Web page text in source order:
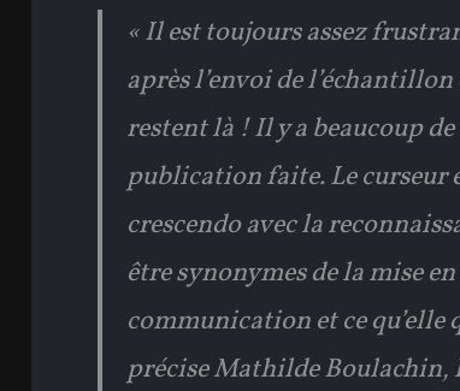
« Il est toujours assez
après l’envoi de
restent là ! Il y a beaucoup
publication faite. Le curseur
crescendo avec la
être synonymes de la mise
communication et ce
précise Mathilde Boulachin,